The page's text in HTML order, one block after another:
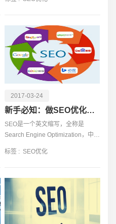
种方法。一个网站想要成功的运营
2017-03-24
新手必知：做SEO优化需要从哪些方面入手
SEO是一个英文缩写，全称是
Search Engine Optimization，中文
为网站优化。SEO可以分为站内优
标签 : SEO优化
微信号